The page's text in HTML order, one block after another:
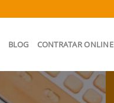
BLOG CONTRATAR ONLINE